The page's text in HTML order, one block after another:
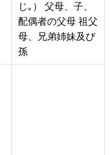
じ｡） 父母、子、
配偶者の父母 祖父
母、兄弟姉妹及び
孫